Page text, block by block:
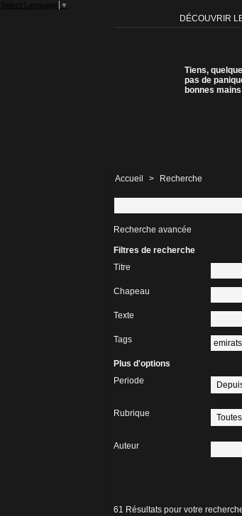
Select Language ▼
DÉCOUVRIR
Tiens,
pas de
bonnes
Accueil > Recherche
Recherche avancée
Filtres de recherche
Titre
Chapeau
Texte
Tags
Plus d'options
Periode
Rubrique
Auteur
61 Résultats pour votre